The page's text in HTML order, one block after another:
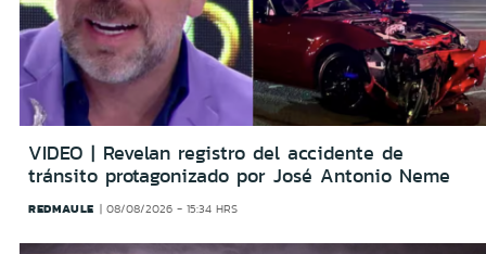
VIDEO | Revelan registro del accidente de
tránsito protagonizado por José Antonio Neme
REDMAULE 08/08/2026 - 15:34 HRS